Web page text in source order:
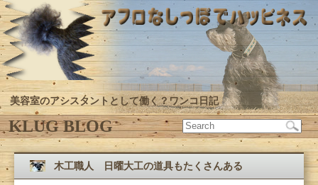
美容室のアシスタントとして働く？ワンコ日記
KLUG BLOG
木工職人 日曜大工の道具もたくさんある